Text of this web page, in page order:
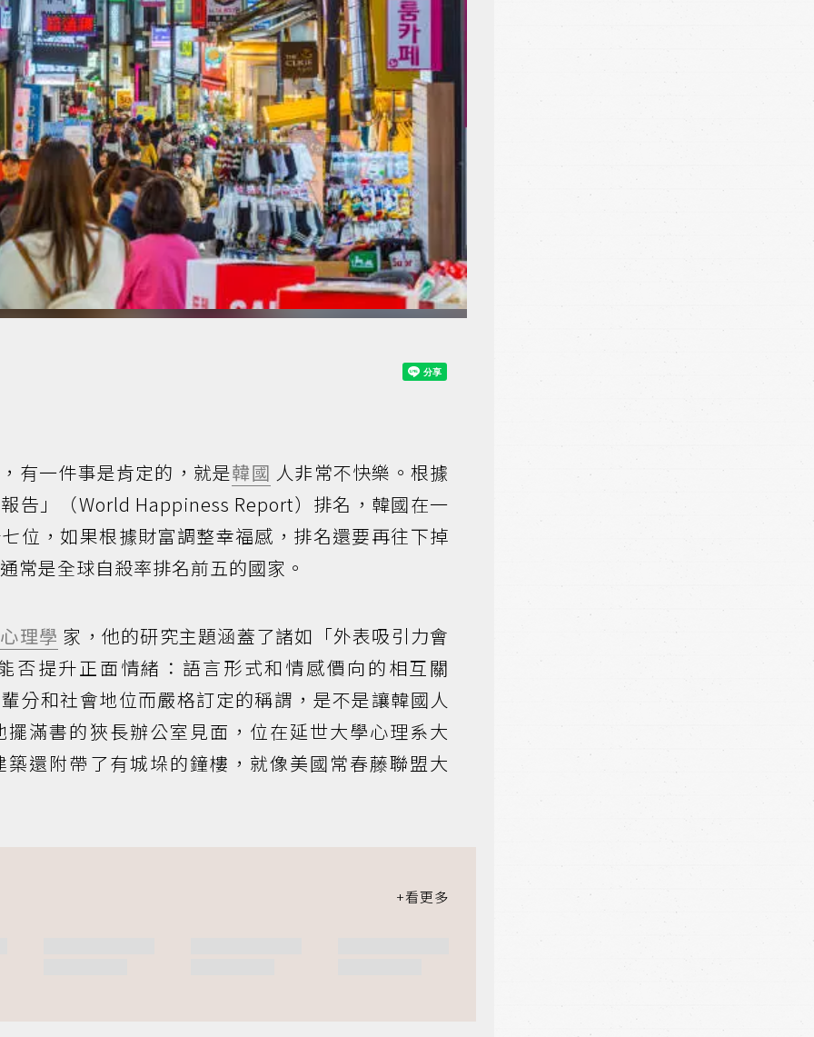
有一件事是肯定的，就是韓國 人非常不快樂。根據
告」（World Happiness Report）排名，韓國在一
位，如果根據財富調整幸福感，排名還要再往下掉
常是全球自殺率排名前五的國家。
心理學 家，他的研究主題涵蓋了諸如「外表吸引力會
否提升正面情緒：語言形式和情感價向的相互關
分和社會地位而嚴格訂定的稱謂，是不是讓韓國人
滿書的狹長辦公室見面，位在延世大學心理系大
還附帶了有城垛的鐘樓，就像美國常春藤聯盟大